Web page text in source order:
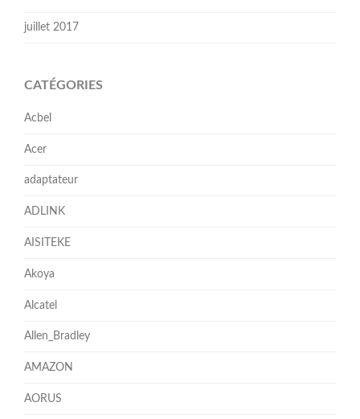
juillet 2017
CATÉGORIES
Acbel
Acer
adaptateur
ADLINK
AISITEKE
Akoya
Alcatel
Allen_Bradley
AMAZON
AORUS